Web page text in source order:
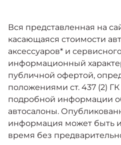
от 1
от 3
Конфигуратор
Автомобили в наличии
Записаться на тест-драйв
ПОКУПКА АВТОМОБИЛЯ
Запись на сервис
ГАРАНТИЯ И ПОДДЕРЖКА
Гарантия
Реквизиты
Политика обработки
Правила пользования сайтом
НОВОСТИ
Вся представленная на
касающаяся стоимости
аксессуаров* и
информационный
публичной офертой,
положениями ст. 437 (2)
подробной информации
автосалоны.
информация может быть
время без